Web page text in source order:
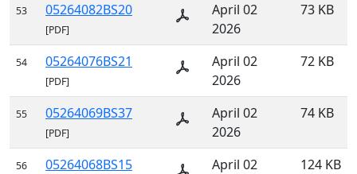
53 05264082BS20
[PDF]
April 02
2026
73 KB
54 05264076BS21
[PDF]
April 02
2026
72 KB
55 05264069BS37
[PDF]
April 02
2026
74 KB
56 05264068BS15
April 02
124 KB